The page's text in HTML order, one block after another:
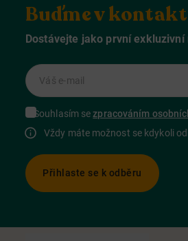
Buďme v
Dostávejte jako první
Váš e-mail
Souhlasím sezpracováním
Vždy máte možnost se kdykoli
Přihlaste se k odběru